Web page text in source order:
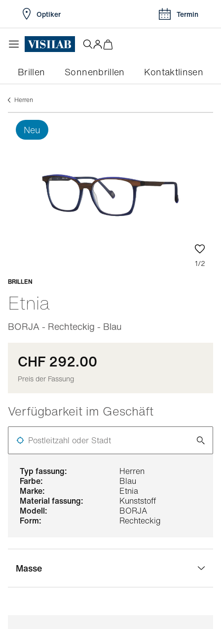
Optiker Termin
Brillen Sonnenbrillen Kontaktlinsen
herren
typ fassung:
Herren
farbe:
Blau
marke:
Etnia
material fassung:
Kunststoff
modell:
BORJA
form:
Rechteckig
Masse
neu
1/2
BRILLEN
Etnia
BORJA - Rechteckig - Blau
Anpassbar
CHF 292.00
Preis der Fassung
Verfügbarkeit im Geschäft
Postleitzahl oder Stadt